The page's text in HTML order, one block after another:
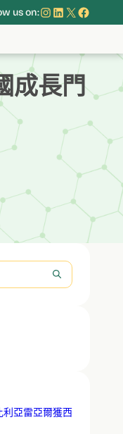
us on:Instagram
LinkedIn
X
成長門
利亞雷亞爾獲西